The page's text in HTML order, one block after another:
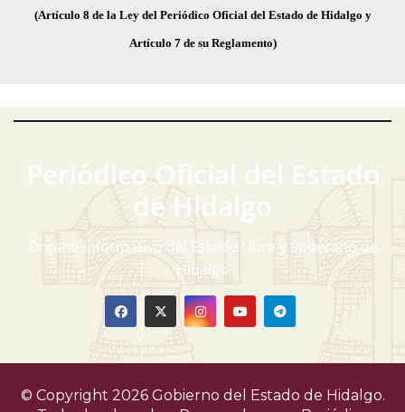
(Artículo 8 de la Ley del Periódico Oficial del Estado de Hidalgo y
Artículo 7 de su Reglamento)
Periódico Oficial del Estado
de Hidalgo
Órgano informativo del Estado Libre y Soberano de
Hidalgo
© Copyright 2026 Gobierno del Estado de Hidalgo.